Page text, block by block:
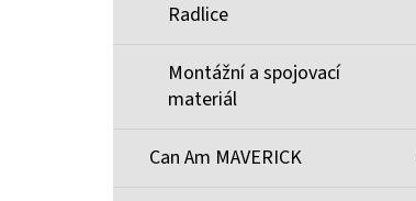
Radlice
Montážní a spojovací
materiál
Can Am MAVERICK